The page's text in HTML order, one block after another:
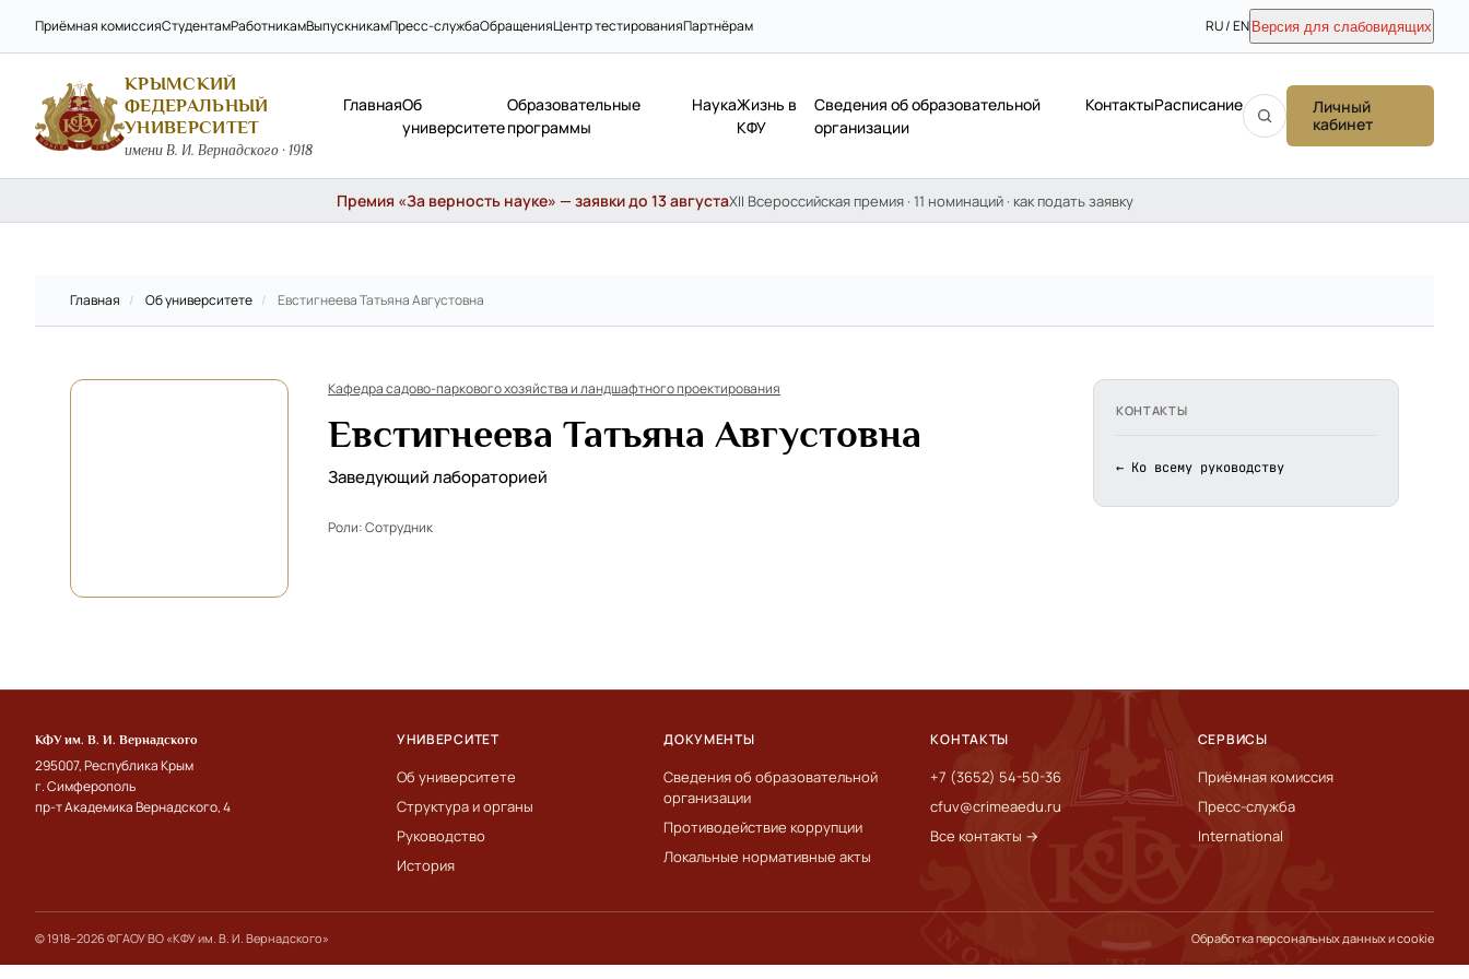
Приёмная комиссияСтудентамРаботникамВыпускникамПресс-службаОбращенияЦентр тестированияПартнёрам RU / EN Версия для слабовидящих
КРЫМСКИЙ
ФЕДЕРАЛЬНЫЙ
УНИВЕРСИТЕТ
имени В. И. Вернадского · 1918
ГлавнаяОб
университете
Образовательные
программы
НаукаЖизнь в
КФУ
Сведения об образовательной
организации
КонтактыРасписание
Личный
кабинет
Премия «За верность науке» — заявки до 13 августаXII Всероссийская премия · 11 номинаций · как подать заявку
Главная / Об университете / Евстигнеева Татьяна Августовна
Кафедра садово-паркового хозяйства и ландшафтного проектирования
Евстигнеева Татьяна Августовна
Заведующий лабораторией
Роли:Сотрудник
КОНТАКТЫ
← Ко всему руководству
КФУ им. В. И. Вернадского
295007, Республика Крым
г. Симферополь
пр-т Академика Вернадского, 4
УНИВЕРСИТЕТ
Об университете
Структура и органы
Руководство
История
ДОКУМЕНТЫ
Сведения об образовательной
организации
Противодействие коррупции
Локальные нормативные акты
КОНТАКТЫ
+7 (3652) 54-50-36
cfuv@crimeaedu.ru
Все контакты →
СЕРВИСЫ
Приёмная комиссия
Пресс-служба
International
© 1918–2026 ФГАОУ ВО «КФУ им. В. И. Вернадского» Обработка персональных данных и cookie